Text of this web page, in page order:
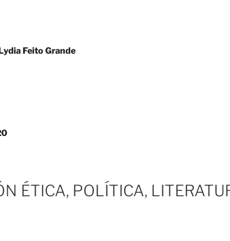
Feito Grande
ÉTICA, POLÍTICA,